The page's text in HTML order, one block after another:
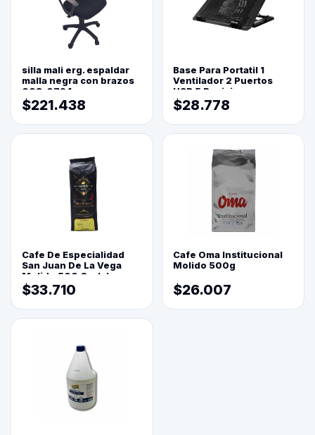
silla mali erg. espaldar
malla negra con brazos
003-0794
$221.438
Base Para Portatil 1
Ventilador 2 Puertos
USB 5 Posiciones
$28.778
Cafe De Especialidad
San Juan De La Vega
Molido 500 Grs(=)
$33.710
Cafe Oma Institucional
Molido 500g
$26.007